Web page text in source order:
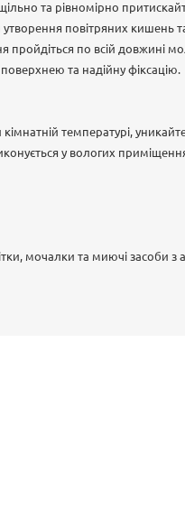
та рівномірно
повітряних кишень
пройдіться по всій довжині
та надійну фіксацію.
температурі,
у вологих
мочалки та миючі засоби